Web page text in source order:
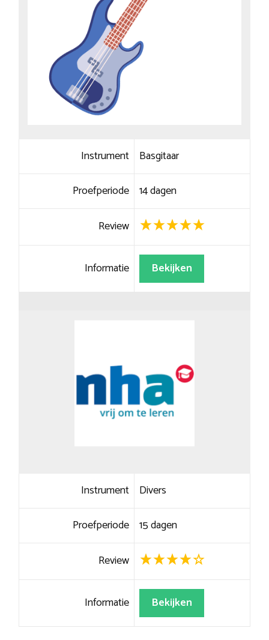
Instrument Basgitaar
Proefperiode 14 dagen
Review
Informatie Bekijken
Instrument Divers
Proefperiode 15 dagen
Review
Informatie Bekijken